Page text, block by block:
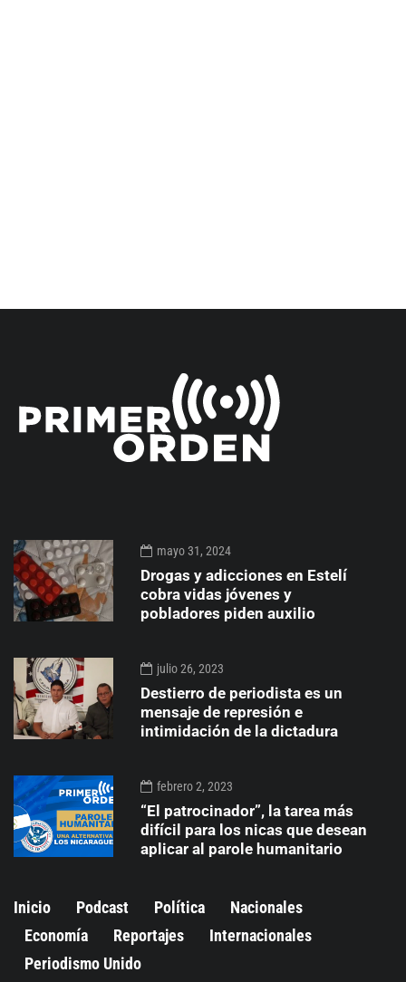
mayo 31, 2024
Drogas y adicciones en Estelí
cobra vidas jóvenes y
pobladores piden auxilio
julio 26, 2023
Destierro de periodista es un
mensaje de represión e
intimidación de la dictadura
febrero 2, 2023
“El patrocinador”, la tarea más
difícil para los nicas que desean
aplicar al parole humanitario
Inicio Podcast Política
Nacionales
Economía
Reportajes
Internacionales
Periodismo Unido